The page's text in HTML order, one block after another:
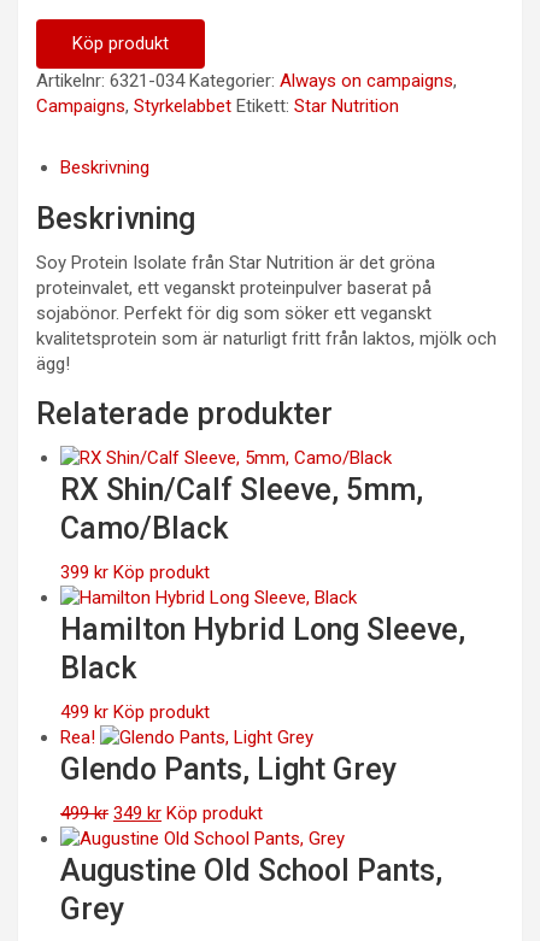
Köp produkt
Artikelnr: 6321-034 Kategorier: Always on campaigns,
Campaigns, Styrkelabbet Etikett: Star Nutrition
Beskrivning
Beskrivning
Soy Protein Isolate från Star Nutrition är det gröna
proteinvalet, ett veganskt proteinpulver baserat på
sojabönor. Perfekt för dig som söker ett veganskt
kvalitetsprotein som är naturligt fritt från laktos, mjölk och
ägg!
Relaterade produkter
RX Shin/Calf Sleeve, 5mm,
Camo/Black
399 kr Köp produkt
Hamilton Hybrid Long Sleeve,
Black
499 kr Köp produkt
Rea!
Glendo Pants, Light Grey
499kr Det
ursprungliga
priset
var:
499 kr.
349 krDet
nuvarande
priset
är:
Köp produkt
Augustine Old School Pants,
Grey